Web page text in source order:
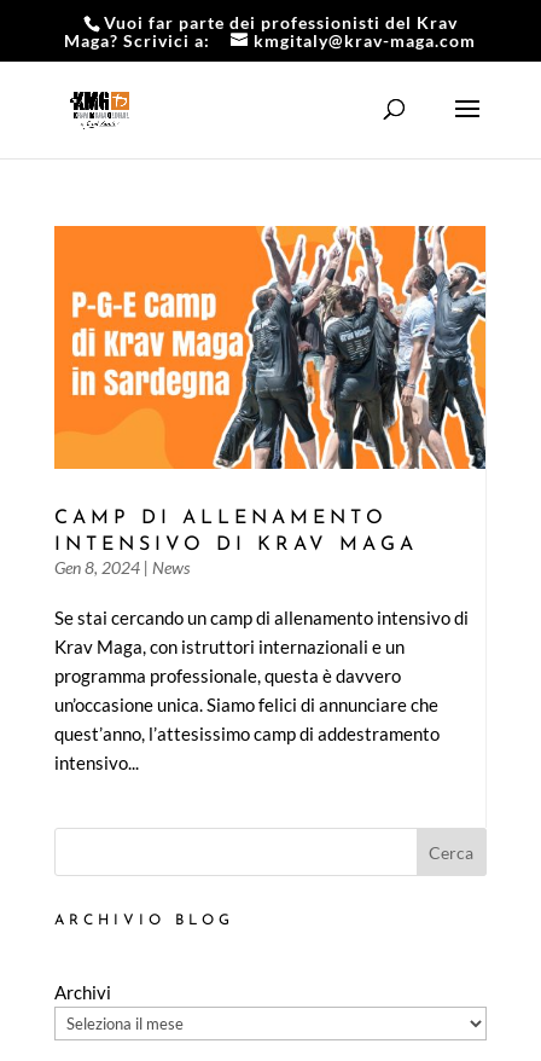
Vuoi far parte dei professionisti del Krav
Maga? Scrivici a:
kmgitaly@krav-maga.com
CAMP DI ALLENAMENTO
INTENSIVO DI KRAV MAGA
Gen 8, 2024| News
Se stai cercando un camp di allenamento intensivo di
Krav Maga, con istruttori internazionali e un
programma professionale, questa è davvero
un’occasione unica. Siamo felici di annunciare che
quest’anno, l’attesissimo camp di addestramento
intensivo...
Cerca
ARCHIVIO BLOG
Archivi